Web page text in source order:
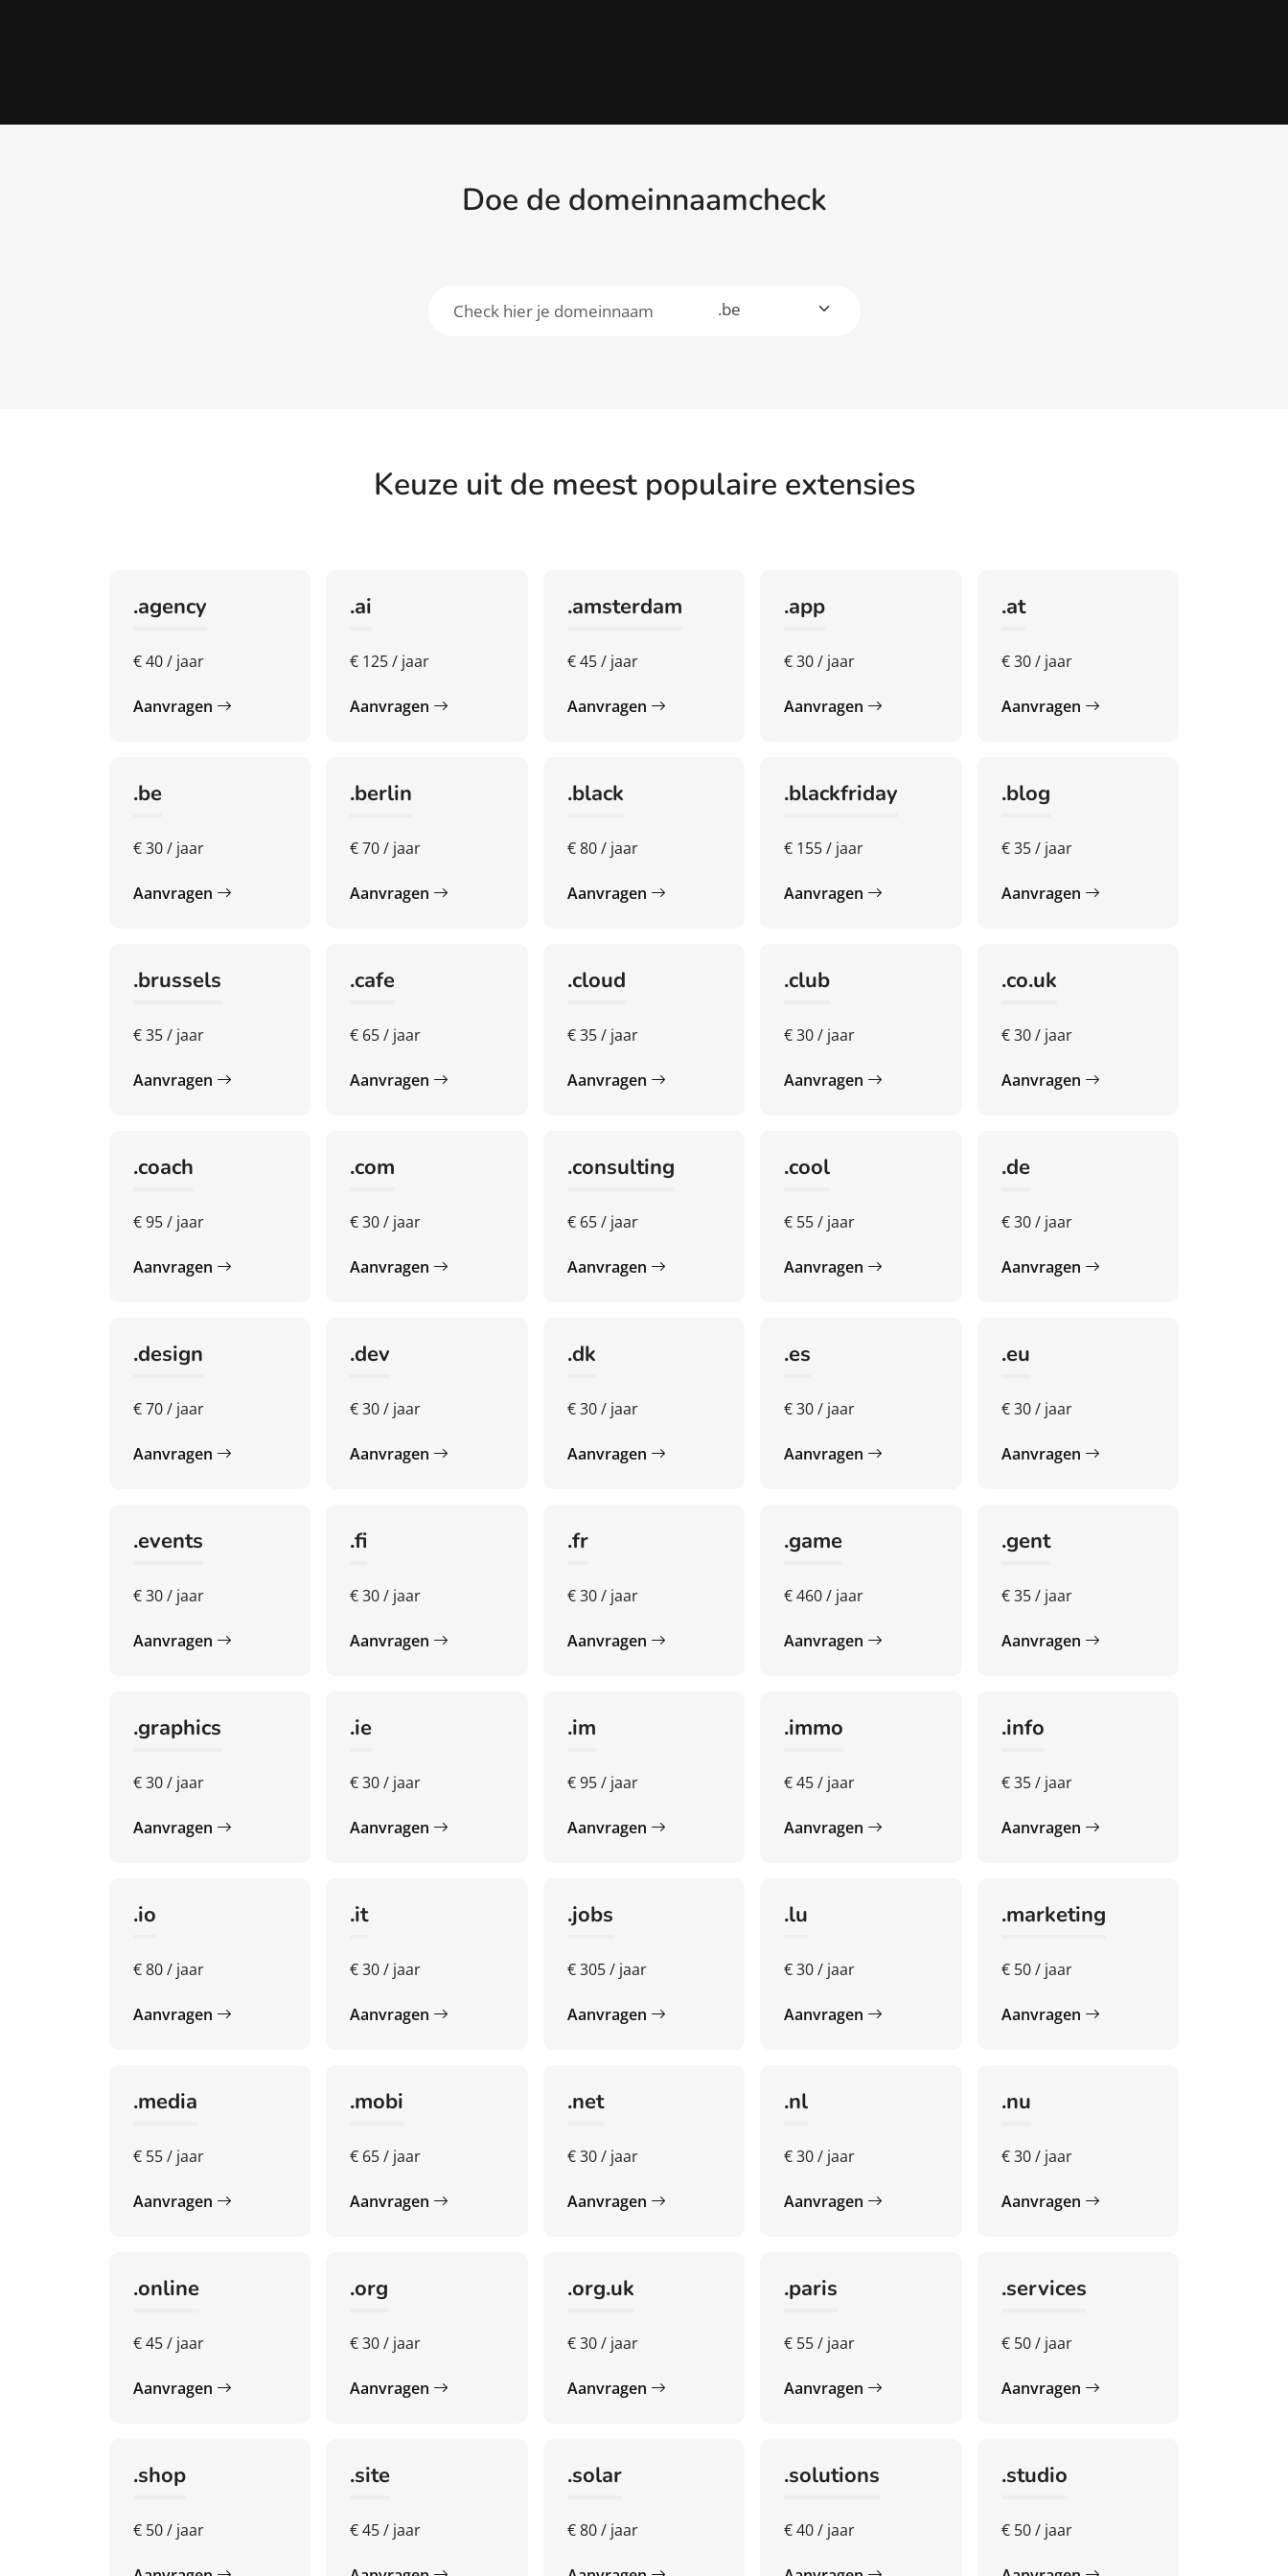
Doe de domeinnaamcheck
Keuze uit de meest populaire extensies
.agency
€ 40 / jaar
Aanvragen
.ai
€ 125 / jaar
Aanvragen
.amsterdam
€ 45 / jaar
Aanvragen
.app
€ 30 / jaar
Aanvragen
.at
€ 30 / jaar
Aanvragen
.be
€ 30 / jaar
Aanvragen
.berlin
€ 70 / jaar
Aanvragen
.black
€ 80 / jaar
Aanvragen
.blackfriday
€ 155 / jaar
Aanvragen
.blog
€ 35 / jaar
Aanvragen
.brussels
€ 35 / jaar
Aanvragen
.cafe
€ 65 / jaar
Aanvragen
.cloud
€ 35 / jaar
Aanvragen
.club
€ 30 / jaar
Aanvragen
.co.uk
€ 30 / jaar
Aanvragen
.coach
€ 95 / jaar
Aanvragen
.com
€ 30 / jaar
Aanvragen
.consulting
€ 65 / jaar
Aanvragen
.cool
€ 55 / jaar
Aanvragen
.de
€ 30 / jaar
Aanvragen
.design
€ 70 / jaar
Aanvragen
.dev
€ 30 / jaar
Aanvragen
.dk
€ 30 / jaar
Aanvragen
.es
€ 30 / jaar
Aanvragen
.eu
€ 30 / jaar
Aanvragen
.events
€ 30 / jaar
Aanvragen
.fi
€ 30 / jaar
Aanvragen
.fr
€ 30 / jaar
Aanvragen
.game
€ 460 / jaar
Aanvragen
.gent
€ 35 / jaar
Aanvragen
.graphics
€ 30 / jaar
Aanvragen
.ie
€ 30 / jaar
Aanvragen
.im
€ 95 / jaar
Aanvragen
.immo
€ 45 / jaar
Aanvragen
.info
€ 35 / jaar
Aanvragen
.io
€ 80 / jaar
Aanvragen
.it
€ 30 / jaar
Aanvragen
.jobs
€ 305 / jaar
Aanvragen
.lu
€ 30 / jaar
Aanvragen
.marketing
€ 50 / jaar
Aanvragen
.media
€ 55 / jaar
Aanvragen
.mobi
€ 65 / jaar
Aanvragen
.net
€ 30 / jaar
Aanvragen
.nl
€ 30 / jaar
Aanvragen
.nu
€ 30 / jaar
Aanvragen
.online
€ 45 / jaar
Aanvragen
.org
€ 30 / jaar
Aanvragen
.org.uk
€ 30 / jaar
Aanvragen
.paris
€ 55 / jaar
Aanvragen
.services
€ 50 / jaar
Aanvragen
.shop
€ 50 / jaar
.site
€ 45 / jaar
.solar
€ 80 / jaar
.solutions
€ 40 / jaar
.studio
€ 50 / jaar